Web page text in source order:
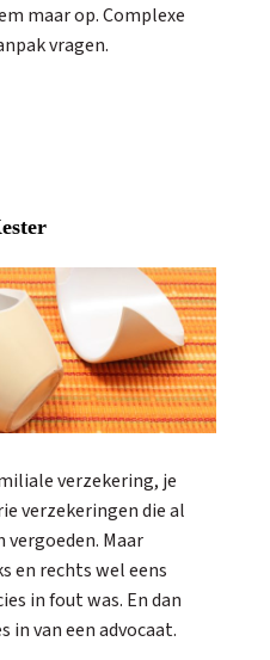
maar op. Complexe
vragen.
verzekering, je
verzekeringen die al
vergoeden. Maar
en rechts wel eens
in fout was. En dan
in van een advocaat.